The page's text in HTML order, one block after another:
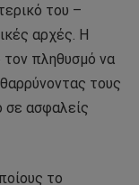
του –
αρχές. Η
τον πληθυσμό να
τους
σε ασφαλείς
το